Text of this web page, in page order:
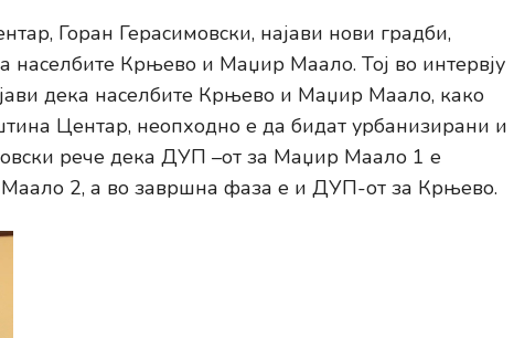
Горан Герасимовски, најави нови градби,
населбите Крњево и Маџир Маало. Тој во интервју
дека населбите Крњево и Маџир Маало, како
Центар, неопходно е да бидат урбанизирани и
рече дека ДУП –от за Маџир Маало 1 е
Маало 2, а во завршна фаза е и ДУП-от за Крњево.